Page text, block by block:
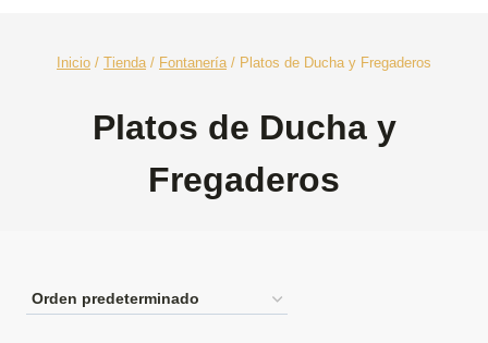
Inicio / Tienda / Fontanería / Platos de Ducha y Fregaderos
Platos de Ducha y
Fregaderos